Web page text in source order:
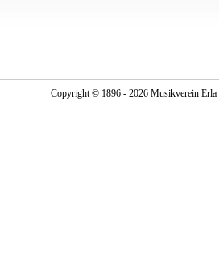
Copyright © 1896 - 2026 Musikverein Erla